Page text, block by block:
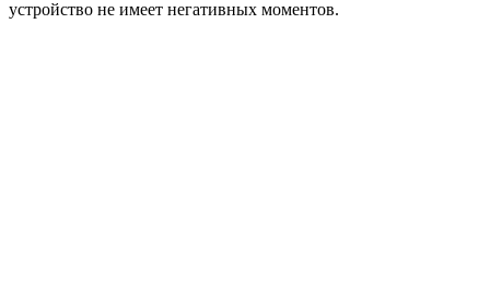
устройство не имеет негативных моментов.